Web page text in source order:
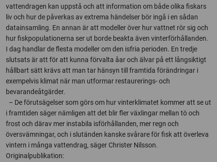
vattendragen kan uppstå och att information om både olika fiskars
liv och hur de påverkas av extrema händelser bör ingå i en sådan
datainsamling. En annan är att modeller över hur vattnet rör sig och
hur fiskpopulationerna ser ut borde beakta även vinterförhållanden.
I dag handlar de flesta modeller om den isfria perioden. En tredje
slutsats är att för att kunna förvalta åar och älvar på ett långsiktigt
hållbart sätt krävs att man tar hänsyn till framtida förändringar i
exempelvis klimat när man utformar restaurerings- och
bevarandeåtgärder.
– De förutsägelser som görs om hur vinterklimatet kommer att se ut
i framtiden säger nämligen att det blir fler växlingar mellan tö och
frost och därav mer instabila isförhållanden, mer regn och
översvämningar, och i slutänden kanske svårare för fisk att överleva
vintern i många vattendrag, säger Christer Nilsson.
Originalpublikation: